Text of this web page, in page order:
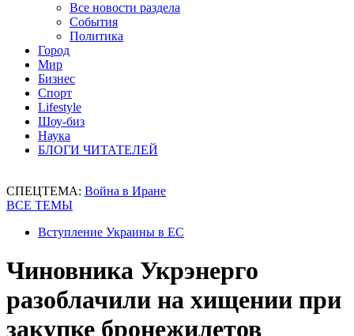
Все новости раздела
События
Политика
Город
Мир
Бизнес
Спорт
Lifestyle
Шоу-биз
Наука
БЛОГИ ЧИТАТЕЛЕЙ
СПЕЦТЕМА: Война в Иране
ВСЕ ТЕМЫ
Вступление Украины в ЕС
Чиновника Укрэнерго
разоблачили на хищении при
закупке бронежилетов